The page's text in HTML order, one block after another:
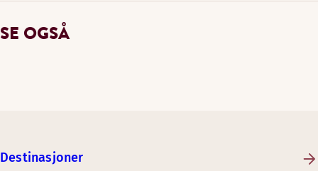
SE OGSÅ
Destinasjoner